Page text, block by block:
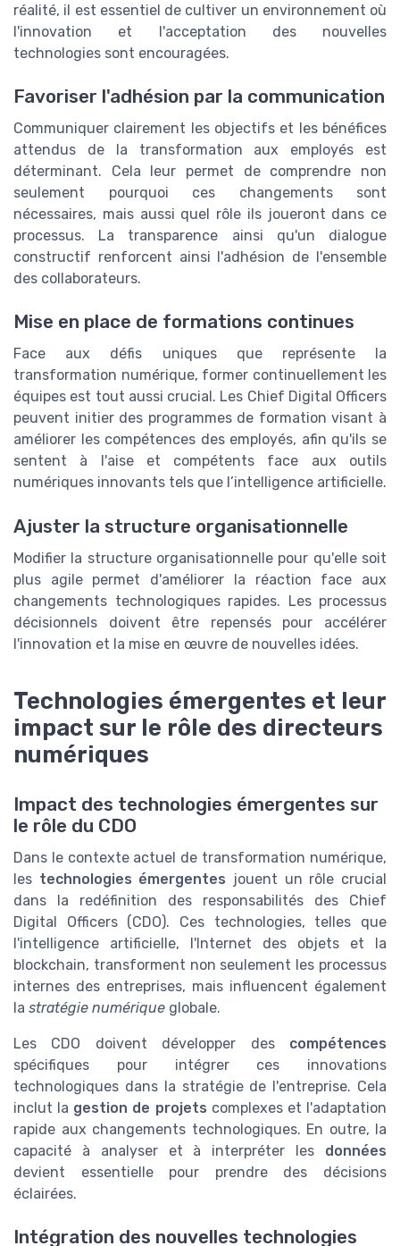
réalité, il est essentiel de cultiver un environnement où
l'innovation et l'acceptation des nouvelles
technologies sont encouragées.
Favoriser l'adhésion par la communication
Communiquer clairement les objectifs et les bénéfices
attendus de la transformation aux employés est
déterminant. Cela leur permet de comprendre non
seulement pourquoi ces changements sont
nécessaires, mais aussi quel rôle ils joueront dans ce
processus. La transparence ainsi qu'un dialogue
constructif renforcent ainsi l'adhésion de l'ensemble
des collaborateurs.
Mise en place de formations continues
Face aux défis uniques que représente la
transformation numérique, former continuellement les
équipes est tout aussi crucial. Les Chief Digital Officers
peuvent initier des programmes de formation visant à
améliorer les compétences des employés, afin qu'ils se
sentent à l'aise et compétents face aux outils
numériques innovants tels que l’intelligence artificielle.
Ajuster la structure organisationnelle
Modifier la structure organisationnelle pour qu'elle soit
plus agile permet d'améliorer la réaction face aux
changements technologiques rapides. Les processus
décisionnels doivent être repensés pour accélérer
l'innovation et la mise en œuvre de nouvelles idées.
Technologies émergentes et leur
impact sur le rôle des directeurs
numériques
Impact des technologies émergentes sur
le rôle du CDO
Dans le contexte actuel de transformation numérique,
les technologies émergentes jouent un rôle crucial
dans la redéfinition des responsabilités des Chief
Digital Officers (CDO). Ces technologies, telles que
l'intelligence artificielle, l'Internet des objets et la
blockchain, transforment non seulement les processus
internes des entreprises, mais influencent également
la stratégie numérique globale.
Les CDO doivent développer des compétences
spécifiques pour intégrer ces innovations
technologiques dans la stratégie de l'entreprise. Cela
inclut la gestion de projets complexes et l'adaptation
rapide aux changements technologiques. En outre, la
capacité à analyser et à interpréter les données
devient essentielle pour prendre des décisions
éclairées.
Intégration des nouvelles technologies